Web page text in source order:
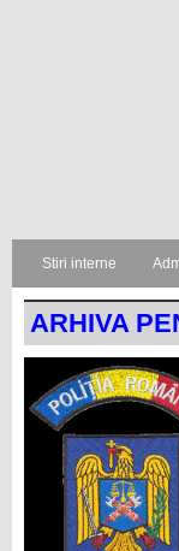
Stiri interne
ARHIVA